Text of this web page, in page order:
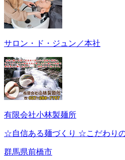
サロン・ド・ジュン／本社
有限会社小林製麺所
☆自信ある麺づくり ☆こだわり
群馬県前橋市